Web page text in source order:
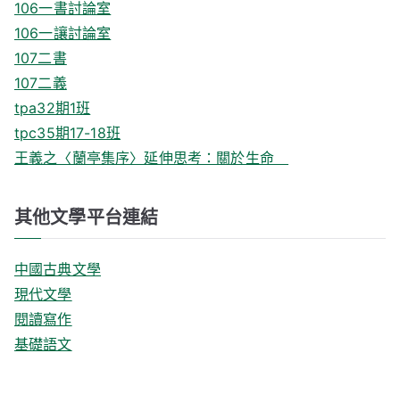
106一書討論室
106一讓討論室
107二書
107二義
tpa32期1班
tpc35期17-18班
王義之〈蘭亭集序〉延伸思考：關於生命
其他文學平台連結
中國古典文學
現代文學
閱讀寫作
基礎語文